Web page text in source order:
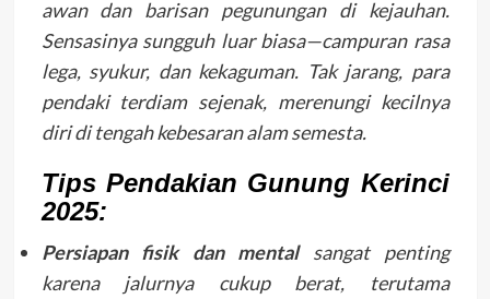
awan dan barisan pegunungan di kejauhan.
Sensasinya sungguh luar biasa—campuran rasa
lega, syukur, dan kekaguman. Tak jarang, para
pendaki terdiam sejenak, merenungi kecilnya
diri di tengah kebesaran alam semesta.
Tips Pendakian Gunung Kerinci
2025:
Persiapan fisik dan mentalsangat penting
karena jalurnya cukup berat, terutama